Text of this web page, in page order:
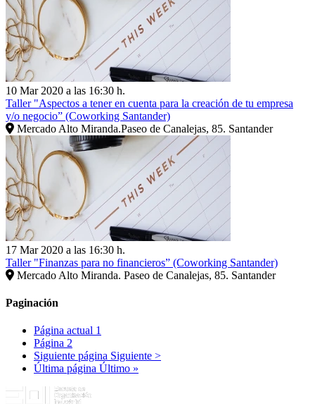
10 Mar 2020 a las 16:30 h.
Taller "Aspectos a tener en cuenta para la creación de tu empresa
y/o negocio” (Coworking Santander)
Mercado Alto Miranda.Paseo de Canalejas, 85. Santander
17 Mar 2020 a las 16:30 h.
Taller "Finanzas para no financieros” (Coworking Santander)
Mercado Alto Miranda. Paseo de Canalejas, 85. Santander
Paginación
Página actual 1
Página 2
Siguiente página Siguiente >
Última página Último »